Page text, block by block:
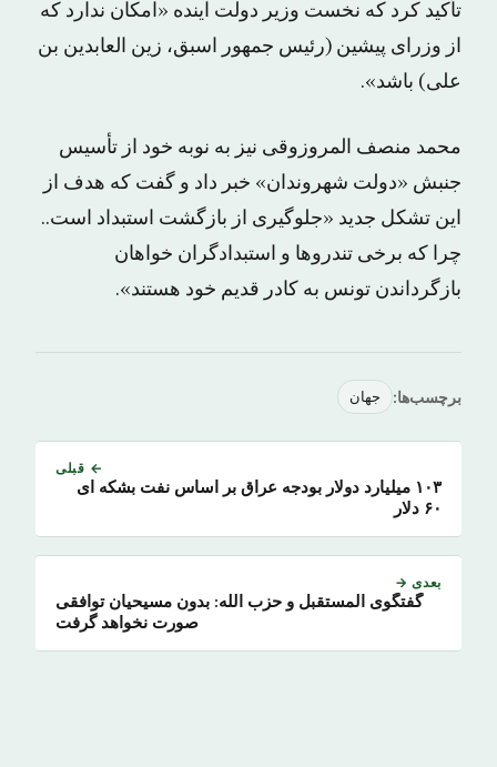
تأکید کرد که نخست وزیر دولت آینده «امکان ندارد که
از وزرای پیشین (رئیس جمهور اسبق، زین العابدین بن
علی) باشد».
محمد منصف المروزوقی نیز به نوبه خود از تأسیس
جنبش «دولت شهروندان» خبر داد و گفت که هدف از
این تشکل جدید «جلوگیری از بازگشت استبداد است..
چرا که برخی تندروها و استبدادگران خواهان
بازگرداندن تونس به کادر قدیم خود هستند».
برچسب‌ها: جهان
← قبلی
۱۰۳ میلیارد دولار بودجه عراق بر اساس نفت بشکه ای
۶۰ دلار
بعدی →
گفتگوی المستقبل و حزب الله: بدون مسیحیان توافقی
صورت نخواهد گرفت